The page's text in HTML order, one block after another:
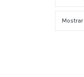
Mostrar